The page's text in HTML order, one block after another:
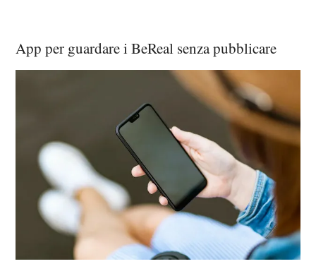
App per guardare i BeReal senza pubblicare